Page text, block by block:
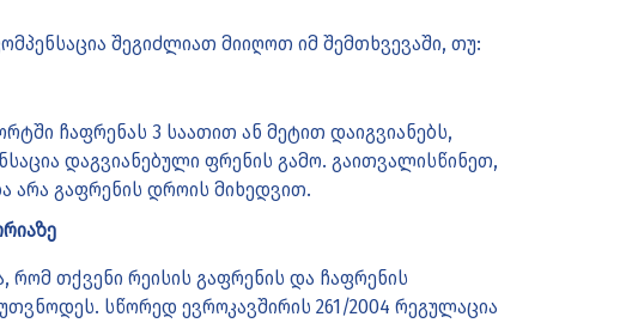
შეგიძლიათ მიიღოთ იმ შემთხვევაში, თუ:
ჩაფრენას 3 საათით ან მეტით დაიგვიანებს,
დაგვიანებული ფრენის გამო. გაითვალისწინეთ,
არა გაფრენის დროის მიხედვით.
რომ თქვენი რეისის გაფრენის და ჩაფრენის
სწორედ ევროკავშირის 261/2004 რეგულაცია